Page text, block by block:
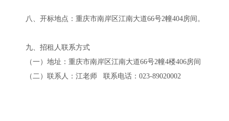
八、开标地点：重庆市南岸区江南大道66号2幢404房间。
九、招租人联系方式
（一）地址：重庆市南岸区江南大道66号2幢4楼406房间
（二）联系人：江老师 联系电话：023-89020002